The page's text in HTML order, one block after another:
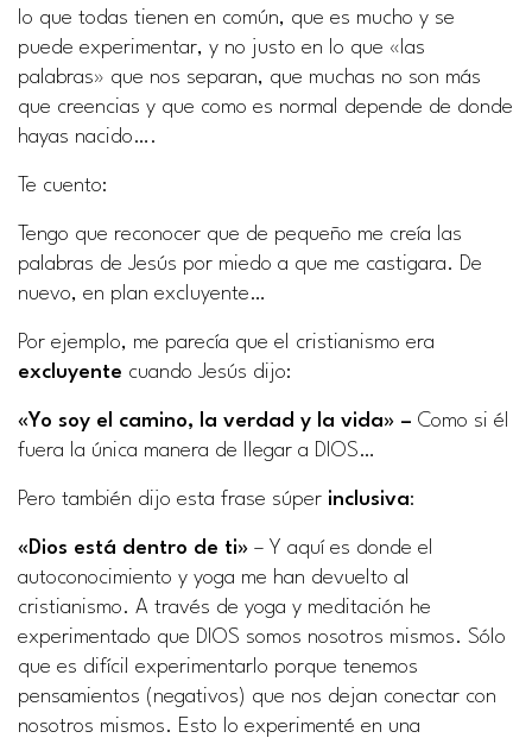
lo que todas tienen en común, que es mucho y se
puede experimentar, y no justo en lo que «las
palabras» que nos separan, que muchas no son más
que creencias y que como es normal depende de donde
hayas nacido….
Te cuento:
Tengo que reconocer que de pequeño me creía las
palabras de Jesús por miedo a que me castigara. De
nuevo, en plan excluyente…
Por ejemplo, me parecía que el cristianismo era
excluyente cuando Jesús dijo:
«Yo soy el camino, la verdad y la vida» – Como si él
fuera la única manera de llegar a DIOS…
Pero también dijo esta frase súper inclusiva:
«Dios está dentro de ti» – Y aquí es donde el
autoconocimiento y yoga me han devuelto al
cristianismo. A través de yoga y meditación he
experimentado que DIOS somos nosotros mismos. Sólo
que es difícil experimentarlo porque tenemos
pensamientos (negativos) que nos dejan conectar con
nosotros mismos. Esto lo experimenté en una